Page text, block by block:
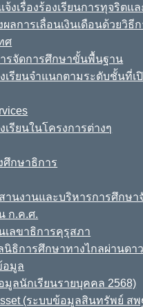
จ้งเรื่องร้องเรียนการทุจริตแ
ผลการเลื่อนเงินเดือนด้วยวิธี
ศ
รจัดการศึกษาขั้นพื้นฐาน
เรียนจำแนกตามระดับชั้นที่เ
เรียนในโครงการต่างๆ
ศึกษาธิการ
านงานและบริหารการศึกษ
ก.ค.ศ.
เลขาธิการคุรุสภา
นิธิการศึกษาทางไกลผ่านดา
อมูล
มูลนักเรียนรายบุคคล 2568)
(ระบบข้อมูลสินทรัพย์ สพ